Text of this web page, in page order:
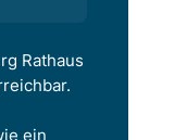
Rathaus
ein